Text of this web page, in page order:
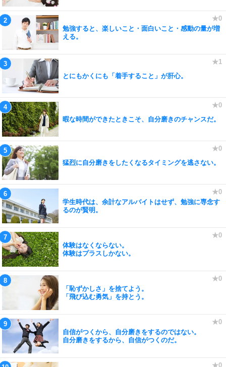
勉強すると、楽しいこと・面白いこと・感動の量が増
える。
とにもかくにも「着手すること」が肝心。
暇な時間ができたときこそ、自分磨きのチャンスだ。
猛烈に自分磨きをしたくなるタイミングを逃さない。
学生時代は、余計なアルバイトはせず、勉強に専念す
るのが賢明。
体験はなくならない。
体験はプラスしかない。
「恥ずかしさ」を捨てよう。
「飛び込む勇気」を持とう。
自信がつくから、自分磨きをするのではない。
自分磨きをするから、自信がつくのだ。